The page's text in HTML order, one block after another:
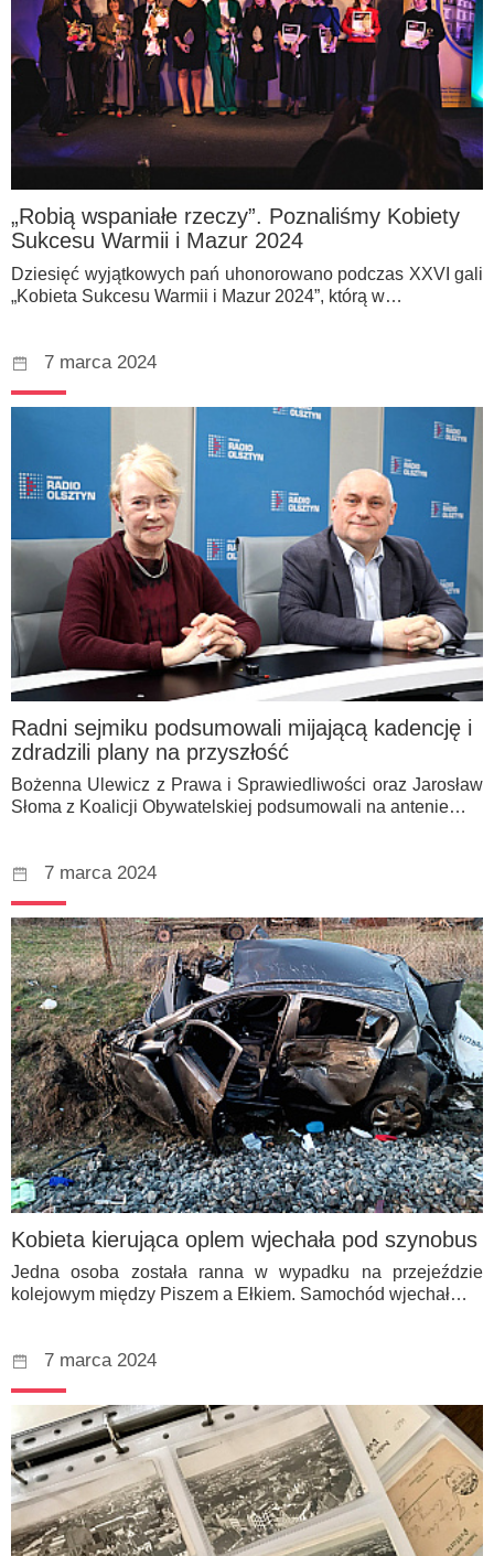
„Robią wspaniałe rzeczy”. Poznaliśmy Kobiety
Sukcesu Warmii i Mazur 2024
Dziesięć wyjątkowych pań uhonorowano podczas XXVI gali
„Kobieta Sukcesu Warmii i Mazur 2024”, którą w…
7 marca 2024
Radni sejmiku podsumowali mijającą kadencję i
zdradzili plany na przyszłość
Bożenna Ulewicz z Prawa i Sprawiedliwości oraz Jarosław
Słoma z Koalicji Obywatelskiej podsumowali na antenie…
7 marca 2024
Kobieta kierująca oplem wjechała pod szynobus
Jedna osoba została ranna w wypadku na przejeździe
kolejowym między Piszem a Ełkiem. Samochód wjechał…
7 marca 2024